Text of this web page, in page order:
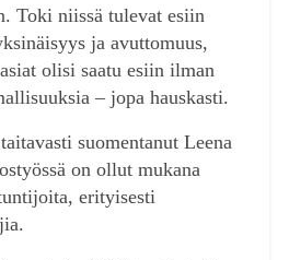
Toki niissä tulevat esiin
ja avuttomuus,
olisi saatu esiin ilman
– jopa hauskasti.
suomentanut Leena
on ollut mukana
erityisesti